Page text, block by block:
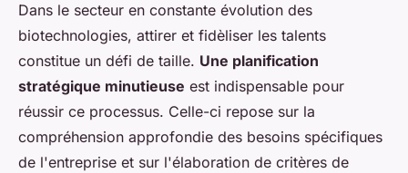
Dans le secteur en constante évolution des
biotechnologies, attirer et fidèliser les talents
constitue un défi de taille. Une planification
stratégique minutieuse est indispensable pour
réussir ce processus. Celle-ci repose sur la
compréhension approfondie des besoins spécifiques
de l'entreprise et sur l'élaboration de critères de